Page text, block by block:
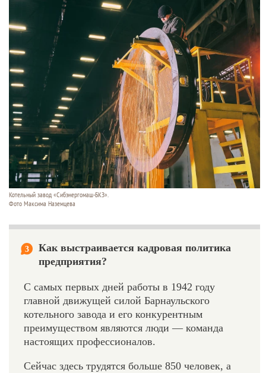
Котельный завод «Сибэнергомаш-БКЗ».
Фото Максима Наземцева
3
Как выстраивается кадровая политика
предприятия?
С самых первых дней работы в 1942 году
главной движущей силой Барнаульского
котельного завода и его конкурентным
преимуществом являются люди — команда
настоящих профессионалов.
Сейчас здесь трудятся больше 850 человек, а